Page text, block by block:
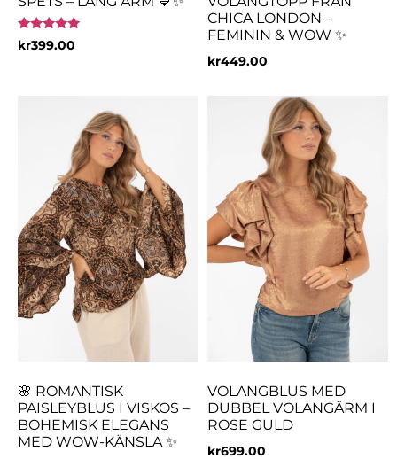
Betygsatt
4.80
kr399.00
CHICA LONDON –
FEMININ & WOW ✨
kr449.00
🌸 ROMANTISK
PAISLEYBLUS I VISKOS –
BOHEMISK ELEGANS
MED WOW-KÄNSLA ✨
VOLANGBLUS MED
DUBBEL VOLANGÄRM I
ROSE GULD
kr699.00